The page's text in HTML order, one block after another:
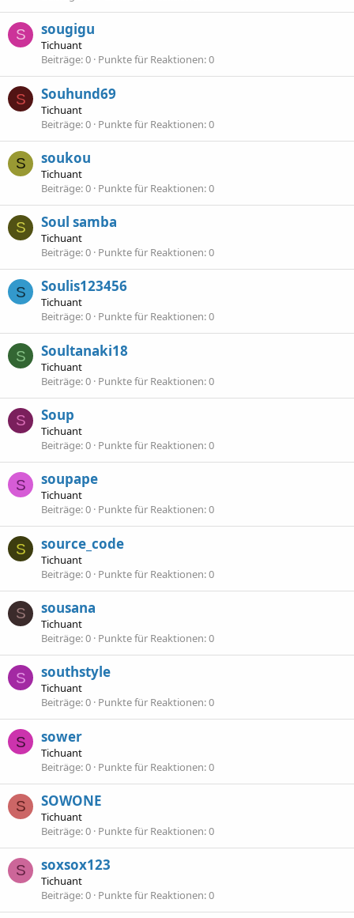
S sougigu
Tichuant
Beiträge 0 Punkte für Reaktionen 0
S Souhund69
Tichuant
Beiträge 0 Punkte für Reaktionen 0
S soukou
Tichuant
Beiträge 0 Punkte für Reaktionen 0
S Soul samba
Tichuant
Beiträge 0 Punkte für Reaktionen 0
S Soulis123456
Tichuant
Beiträge 0 Punkte für Reaktionen 0
S Soultanaki18
Tichuant
Beiträge 0 Punkte für Reaktionen 0
S Soup
Tichuant
Beiträge 0 Punkte für Reaktionen 0
S soupape
Tichuant
Beiträge 0 Punkte für Reaktionen 0
S source_code
Tichuant
Beiträge 0 Punkte für Reaktionen 0
S sousana
Tichuant
Beiträge 0 Punkte für Reaktionen 0
S southstyle
Tichuant
Beiträge 0 Punkte für Reaktionen 0
S sower
Tichuant
Beiträge 0 Punkte für Reaktionen 0
S SOWONE
Tichuant
Beiträge 0 Punkte für Reaktionen 0
S soxsox123
Tichuant
Beiträge 0 Punkte für Reaktionen 0